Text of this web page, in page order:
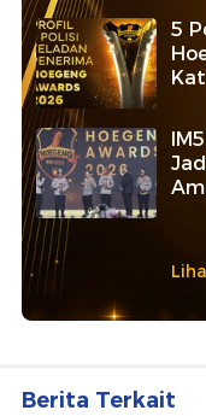
5
Berita Terkait